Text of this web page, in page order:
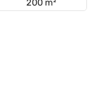
200 m²